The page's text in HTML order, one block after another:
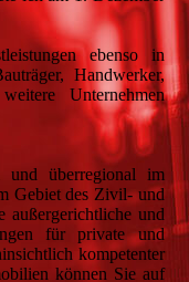
ebenso in
Handwerker,
Unternehmen
überregional im
Gebiet des Zivil- und
außergerichtliche und
für private und
kompetenter
können Sie auf